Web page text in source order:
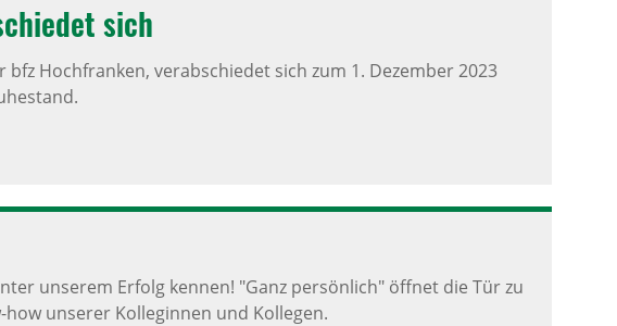
sich
Hochfranken, verabschiedet sich zum 1. Dezember 2023
unserem Erfolg kennen! "Ganz persönlich" öffnet die Tür zu
unserer Kolleginnen und Kollegen.